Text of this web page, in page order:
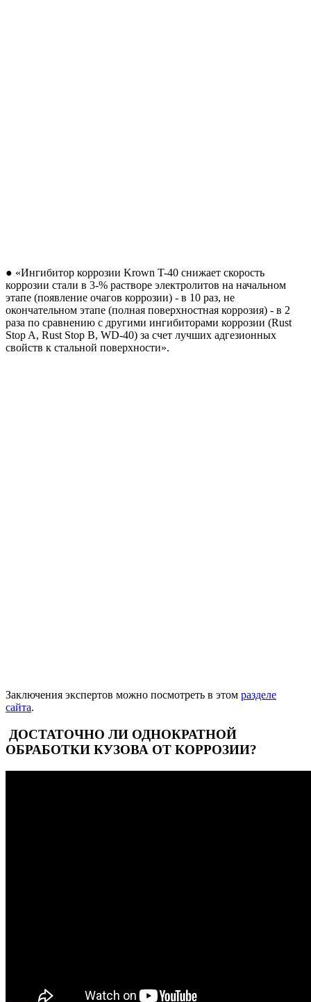
● «Ингибитор коррозии Krown T-40 снижает скорость
коррозии стали в 3-% растворе электролитов на начальном
этапе (появление очагов коррозии) - в 10 раз, не
окончательном этапе (полная поверхностная коррозия) - в 2
раза по сравнению с другими ингибиторами коррозии (Rust
Stop A, Rust Stop B, WD-40) за счет лучших адгезионных
свойств к стальной поверхности».
Заключения экспертов можно посмотреть в этом разделе
сайта.
ДОСТАТОЧНО ЛИ ОДНОКРАТНОЙ
ОБРАБОТКИ КУЗОВА ОТ КОРРОЗИИ?